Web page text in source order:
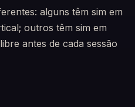
alguns têm sim em
outros têm sim em
antes de cada sessão